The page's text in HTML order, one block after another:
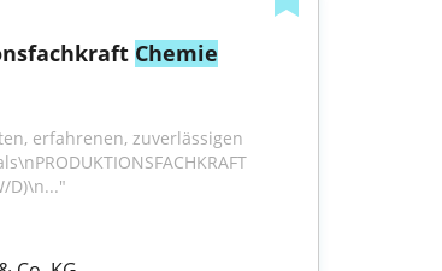
Chemie
erfahrenen, zuverlässigen
Teamplayer als\nPRODUKTIONSFACHKRAFT
D)\n..."